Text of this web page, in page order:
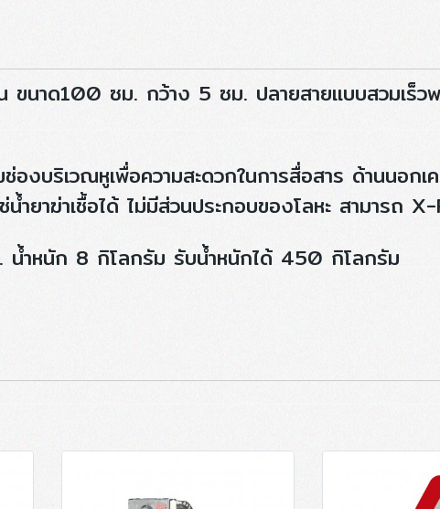
าด100 ซม. กว้าง 5 ซม. ปลายสายแบบสวมเร็ว
บริเวณหูเพื่อความสะดวกในการสื่อสาร ด้านนอกเ
ยาฆ่าเชื้อได้ ไม่มีส่วนประกอบของโลหะ สามารถ
ำหนัก 8 กิโลกรัม รับน้ำหนักได้ 450 กิโลกรัม